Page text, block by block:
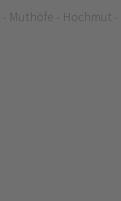
Muthöfe - Hochmut